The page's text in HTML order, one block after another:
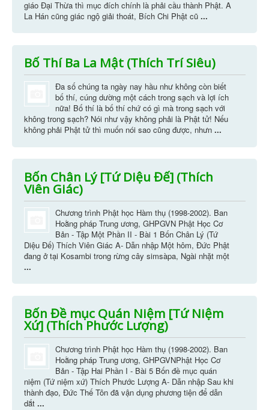
giáo Ðại Thừa thì mục đích chính là phải cầu thành Phật. A
La Hán cũng giác ngộ giải thoát, Bích Chi Phật cũ ...
Bố Thí Ba La Mật (Thích Trí Siêu)
Ða số chúng ta ngày nay hầu như không còn biết
bố thí, cúng dường một cách trong sạch và lợi ích
nữa! Bố thí là bố thí chứ có gì mà trong sạch với
không trong sạch? Nói như vậy không phải là Phật tử! Nếu
không phải Phật tử thì muốn nói sao cũng được, nhưn ...
Bốn Chân Lý [Tứ Diệu Đế] (Thích
Viên Giác)
Chương trình Phật học Hàm thụ (1998-2002). Ban
Hoằng pháp Trung ương, GHPGVN Phật Học Cơ
Bản - Tập Một Phần II - Bài 1 Bốn Chân Lý (Tứ
Diệu Ðế) Thích Viên Giác A- Dẫn nhập Một hôm, Ðức Phật
đang ở tại Kosambi trong rừng cây simsàpa, Ngài nhặt một
...
Bốn Đề mục Quán Niệm [Tứ Niệm
Xứ] (Thích Phước Lượng)
Chương trình Phật học Hàm thụ (1998-2002). Ban
Hoằng pháp Trung ương, GHPGVNPhật Học Cơ
Bản - Tập Hai Phần I - Bài 5 Bốn đề mục quán
niệm (Tứ niệm xứ) Thích Phước Lượng A- Dẫn nhập Sau khi
thành đạo, Ðức Thế Tôn đã vận dụng phương tiện để dẫn
dắt ...